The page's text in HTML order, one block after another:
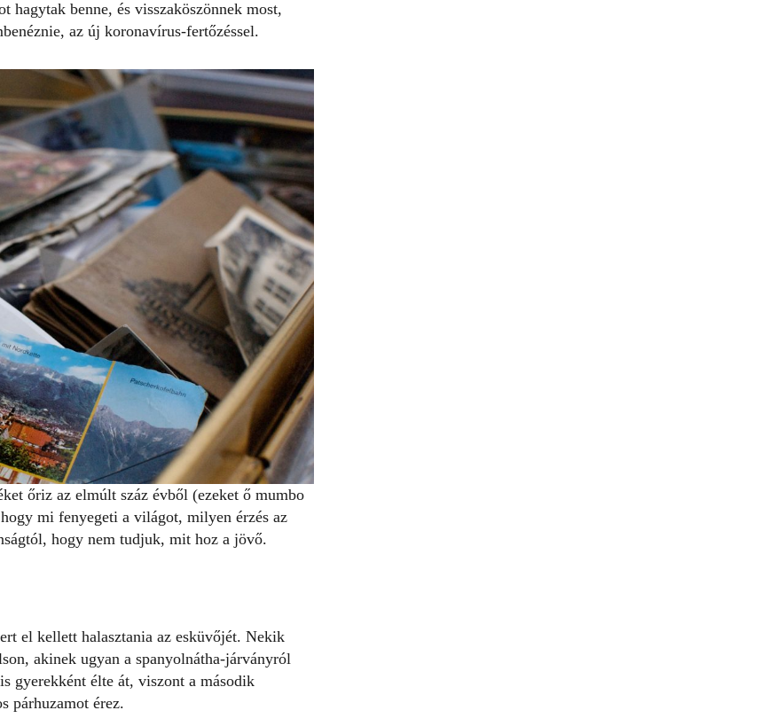
benne, és visszaköszönnek most,
az új koronavírus-fertőzéssel.
őriz az elmúlt száz évből (ezeket ő mumbo
mi fenyegeti a világot, milyen érzés az
hogy nem tudjuk, mit hoz a jövő.
el kellett halasztania az esküvőjét. Nekik
akinek ugyan a spanyolnátha-járványról
gyerekként élte át, viszont a második
párhuzamot érez.